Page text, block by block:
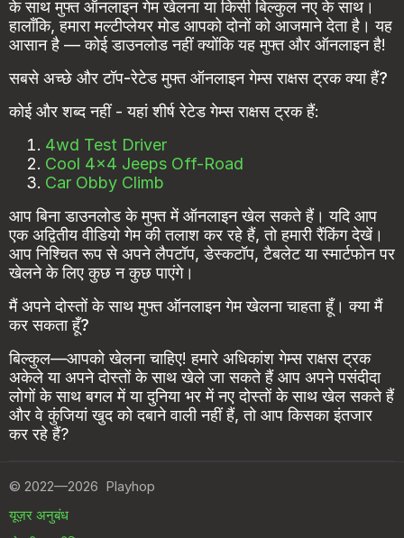
के साथ मुफ्त ऑनलाइन गेम खेलना या किसी बिल्कुल नए के साथ।
हालाँकि, हमारा मल्टीप्लेयर मोड आपको दोनों को आजमाने देता है। यह
आसान है — कोई डाउनलोड नहीं क्योंकि यह मुफ्त और ऑनलाइन है!
सबसे अच्छे और टॉप-रेटेड मुफ्त ऑनलाइन गेम्स राक्षस ट्रक क्या हैं?
कोई और शब्द नहीं - यहां शीर्ष रेटेड गेम्स राक्षस ट्रक हैं:
4wd Test Driver
Cool 4x4 Jeeps Off-Road
Car Obby Climb
आप बिना डाउनलोड के मुफ्त में ऑनलाइन खेल सकते हैं। यदि आप
एक अद्वितीय वीडियो गेम की तलाश कर रहे हैं, तो हमारी रैंकिंग देखें।
आप निश्चित रूप से अपने लैपटॉप, डेस्कटॉप, टैबलेट या स्मार्टफोन पर
खेलने के लिए कुछ न कुछ पाएंगे।
मैं अपने दोस्तों के साथ मुफ्त ऑनलाइन गेम खेलना चाहता हूँ। क्या मैं
कर सकता हूँ?
बिल्कुल—आपको खेलना चाहिए! हमारे अधिकांश गेम्स राक्षस ट्रक
अकेले या अपने दोस्तों के साथ खेले जा सकते हैं आप अपने पसंदीदा
लोगों के साथ बगल में या दुनिया भर में नए दोस्तों के साथ खेल सकते हैं
और वे कुंजियां खुद को दबाने वाली नहीं हैं, तो आप किसका इंतजार
कर रहे हैं?
© 2022—2026 Playhop
यूज़र अनुबंध